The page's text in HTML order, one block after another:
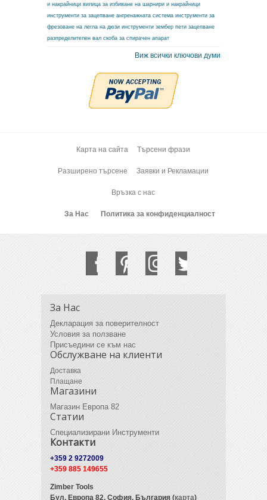
и накрайници вилица за избиване на шарнири и накрайници
инструменти за зацепване ангренажната система инструменти за
фрезоване на легла на дюзи инструменти зембер пети зацепване
разпределителен вал скоба за спирачен апарат
Виж всички ключови думи
Карта на сайта Търсени фрази
Разширено търсене Заявки и Рекламации
Връзка с нас
За Нас Политика за конфиденциалност
За Нас
Декларация за поверителност
Условия за ползване
Присъедини се към нас
Обслужване на клиенти
Доставка
Плащане
Магазини
Магазин Европа 82
Статии
Специализирани Инструменти
Контакти
+359 2 9272009
+359 885 149655
Zimber Tools
Бул. Европа 82, София, България (карта)